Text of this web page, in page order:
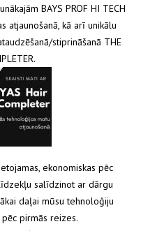
BAYS PROF HI TECH
atjaunošanā, kā arī unikālu
stiprināšanā THE
ekonomiskas pēc
salīdzinot ar dārgu
daļai mūsu tehnoloģiju
pirmās reizes.